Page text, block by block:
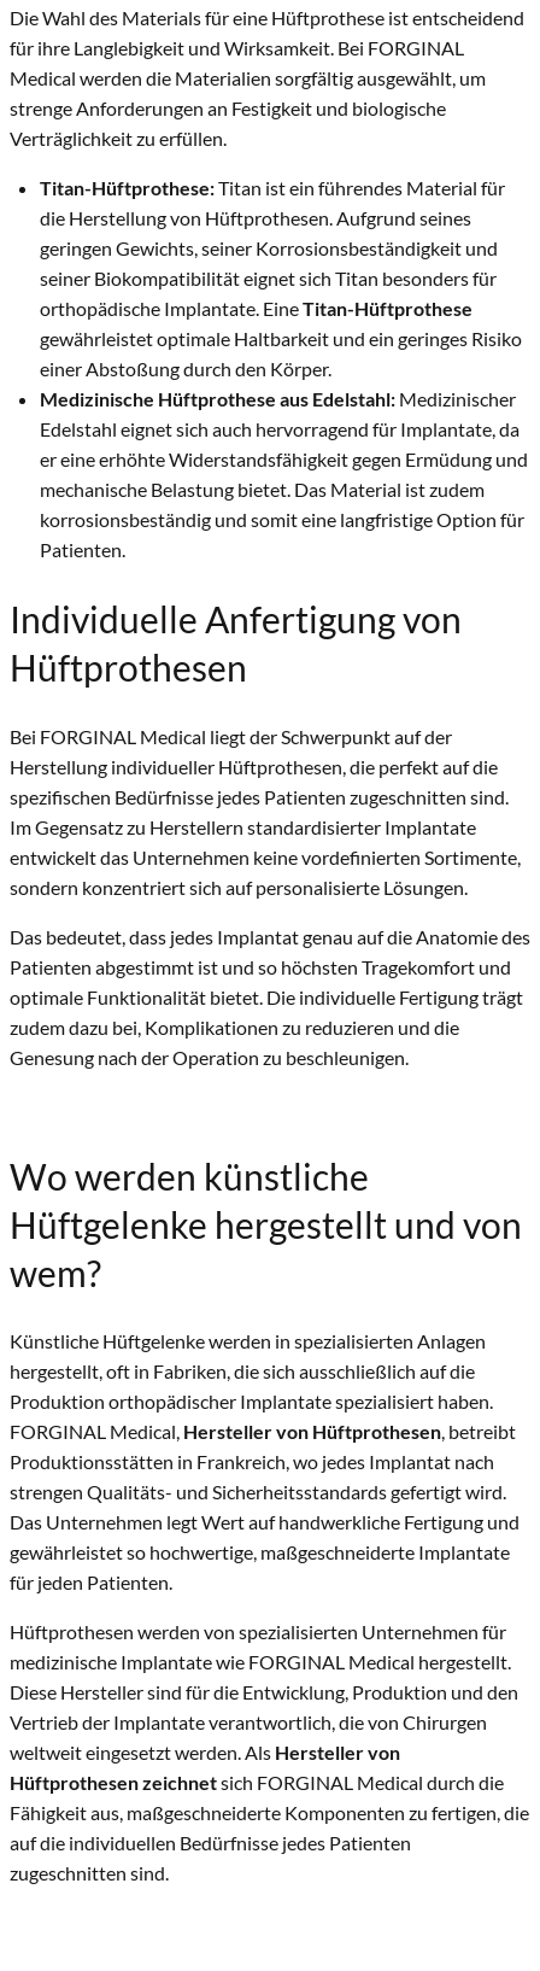
Die Wahl des Materials für eine Hüftprothese ist entscheidend
für ihre Langlebigkeit und Wirksamkeit. Bei FORGINAL
Medical werden die Materialien sorgfältig ausgewählt, um
strenge Anforderungen an Festigkeit und biologische
Verträglichkeit zu erfüllen.
Titan-Hüftprothese:Titan ist ein führendes Material für
die Herstellung von Hüftprothesen.Aufgrund seines
geringen Gewichts, seiner Korrosionsbeständigkeit und
seiner Biokompatibilität eignet sich Titan besonders für
orthopädische Implantate. EineTitan-Hüftprothese
gewährleistet optimale Haltbarkeit und ein geringes Risiko
einer Abstoßung durch den Körper.
Medizinische Hüftprothese aus Edelstahl: Medizinischer
Edelstahl eignet sich auch hervorragend für Implantate, da
er eine erhöhte Widerstandsfähigkeit gegen Ermüdung und
mechanische Belastung bietet. Das Material ist zudem
korrosionsbeständig und somit eine langfristige Option für
Patienten.
Individuelle Anfertigung von
Hüftprothesen
Bei FORGINAL Medical liegt der Schwerpunkt auf der
Herstellung individueller Hüftprothesen, die perfekt auf die
spezifischen Bedürfnisse jedes Patienten zugeschnitten sind.
Im Gegensatz zu Herstellern standardisierter Implantate
entwickelt das Unternehmen keine vordefinierten Sortimente,
sondern konzentriert sich auf personalisierte Lösungen.
Das bedeutet, dass jedes Implantat genau auf die Anatomie des
Patienten abgestimmt ist und so höchsten Tragekomfort und
optimale Funktionalität bietet. Die individuelle Fertigung trägt
zudem dazu bei, Komplikationen zu reduzieren und die
Genesung nach der Operation zu beschleunigen.
Wo werden künstliche
Hüftgelenke hergestellt und von
wem?
Künstliche Hüftgelenke werden in spezialisierten Anlagen
hergestellt, oft in Fabriken, die sich ausschließlich auf die
Produktion orthopädischer Implantate spezialisiert haben.
FORGINAL Medical, Hersteller von Hüftprothesen, betreibt
Produktionsstätten in Frankreich, wo jedes Implantat nach
strengen Qualitäts- und Sicherheitsstandards gefertigt wird.
Das Unternehmen legt Wert auf handwerkliche Fertigung und
gewährleistet so hochwertige, maßgeschneiderte Implantate
für jeden Patienten.
Hüftprothesen werden von spezialisierten Unternehmen für
medizinische Implantate wie FORGINAL Medical hergestellt.
Diese Hersteller sind für die Entwicklung, Produktion und den
Vertrieb der Implantate verantwortlich, die von Chirurgen
weltweit eingesetzt werden.Als Hersteller von
Hüftprothesen zeichnetsich FORGINAL Medical durch die
Fähigkeit aus, maßgeschneiderte Komponenten zu fertigen, die
auf die individuellen Bedürfnisse jedes Patienten
zugeschnitten sind.